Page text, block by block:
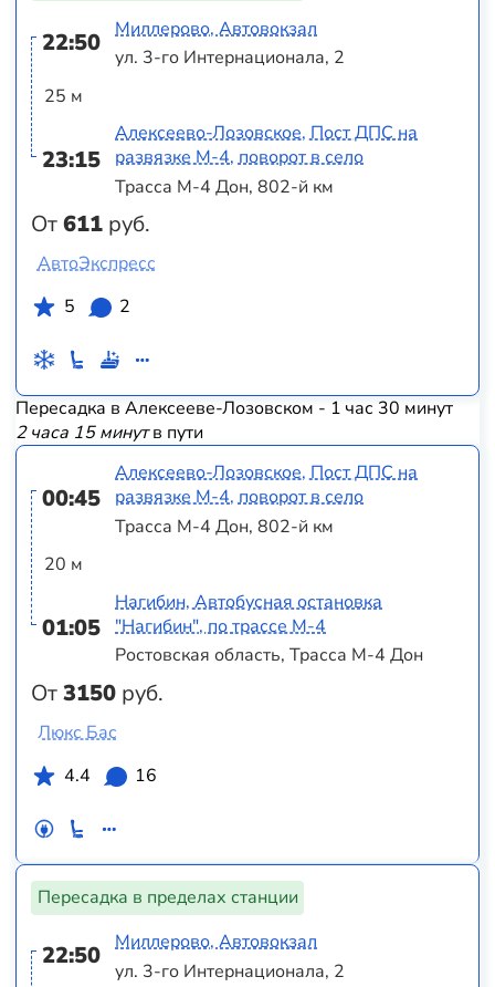
22:50
25 м
23:15
От611 руб.
Миллерово, Автовокзал
ул. 3-го Интернационала, 2
Алексеево-Лозовское, Пост ДПС на
развязке М-4, поворот в село
Трасса М-4 Дон, 802-й км
АвтоЭкспресс
5
2
Пересадка в Алексееве-Лозовском - 1 час 30 минут
2 часа 15 минутв пути
00:45
20 м
01:05
От3150 руб.
Алексеево-Лозовское, Пост ДПС на
развязке М-4, поворот в село
Трасса М-4 Дон, 802-й км
Нагибин, Автобусная остановка
"Нагибин", по трассе М-4
Ростовская область, Трасса М-4 Дон
Люкс Бас
4.4
16
Пересадка в пределах станции
22:50
Миллерово, Автовокзал
ул. 3-го Интернационала, 2